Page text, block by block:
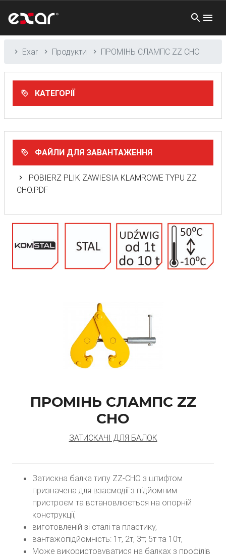
Exar Продукти ПРОМІНЬ СЛАМПС ZZ CHO
КАТЕГОРІЇ
ФАЙЛИ ДЛЯ ЗАВАНТАЖЕННЯ
POBIERZ PLIK ZAWIESIA KLAMROWE TYPU ZZ
CHO.PDF
ПРОМІНЬ СЛАМПС ZZ
CHO
ЗАТИСКАЧІ ДЛЯ БАЛОК
Затискна балка типу ZZ-CHO з штифтом
призначена для взаємодії з підйомним
пристроєм та встановлюється на опорній
конструкції,
виготовленій зі сталі та пластику,
вантажопідйомність: 1т, 2т, 3т; 5т та 10т,
Може використовуватися на балках з профілів